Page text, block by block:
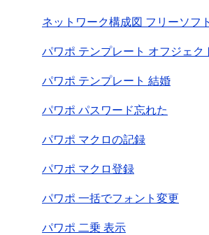
ネットワーク構成図 フリーソフト
パワポ テンプレート オフジェク
パワポ テンプレート 結婚
パワポ パスワード忘れた
パワポ マクロの記録
パワポ マクロ登録
パワポ 一括でフォント変更
パワポ 二乗 表示